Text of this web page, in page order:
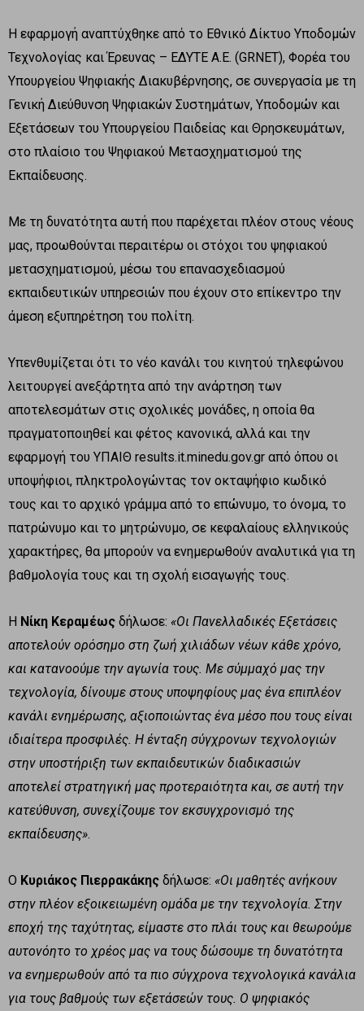
Η εφαρμογή αναπτύχθηκε από το Εθνικό Δίκτυο Υποδομών
Τεχνολογίας και Έρευνας – ΕΔΥΤΕ Α.Ε. (GRNET), Φορέα του
Υπουργείου Ψηφιακής Διακυβέρνησης, σε συνεργασία με τη
Γενική Διεύθυνση Ψηφιακών Συστημάτων, Υποδομών και
Εξετάσεων του Υπουργείου Παιδείας και Θρησκευμάτων,
στο πλαίσιο του Ψηφιακού Μετασχηματισμού της
Εκπαίδευσης.
Με τη δυνατότητα αυτή που παρέχεται πλέον στους νέους
μας, προωθούνται περαιτέρω οι στόχοι του ψηφιακού
μετασχηματισμού, μέσω του επανασχεδιασμού
εκπαιδευτικών υπηρεσιών που έχουν στο επίκεντρο την
άμεση εξυπηρέτηση του πολίτη.
Υπενθυμίζεται ότι το νέο κανάλι του κινητού τηλεφώνου
λειτουργεί ανεξάρτητα από την ανάρτηση των
αποτελεσμάτων στις σχολικές μονάδες, η οποία θα
πραγματοποιηθεί και φέτος κανονικά, αλλά και την
εφαρμογή του ΥΠΑΙΘ results.it.minedu.gov.gr από όπου οι
υποψήφιοι, πληκτρολογώντας τον οκταψήφιο κωδικό
τους και το αρχικό γράμμα από το επώνυμο, το όνομα, το
πατρώνυμο και το μητρώνυμο, σε κεφαλαίους ελληνικούς
χαρακτήρες, θα μπορούν να ενημερωθούν αναλυτικά για τη
βαθμολογία τους και τη σχολή εισαγωγής τους.
Η Νίκη Κεραμέως δήλωσε: «Οι Πανελλαδικές Εξετάσεις
αποτελούν ορόσημο στη ζωή χιλιάδων νέων κάθε χρόνο,
και κατανοούμε την αγωνία τους. Με σύμμαχό μας την
τεχνολογία, δίνουμε στους υποψηφίους μας ένα επιπλέον
κανάλι ενημέρωσης, αξιοποιώντας ένα μέσο που τους είναι
ιδιαίτερα προσφιλές. Η ένταξη σύγχρονων τεχνολογιών
στην υποστήριξη των εκπαιδευτικών διαδικασιών
αποτελεί στρατηγική μας προτεραιότητα και, σε αυτή την
κατεύθυνση, συνεχίζουμε τον εκσυγχρονισμό της
εκπαίδευσης».
Ο Κυριάκος Πιερρακάκης δήλωσε: «Οι μαθητές ανήκουν
στην πλέον εξοικειωμένη ομάδα με την τεχνολογία. Στην
εποχή της ταχύτητας, είμαστε στο πλάι τους και θεωρούμε
αυτονόητο το χρέος μας να τους δώσουμε τη δυνατότητα
να ενημερωθούν από τα πιο σύγχρονα τεχνολογικά κανάλια
για τους βαθμούς των εξετάσεών τους. Ο ψηφιακός